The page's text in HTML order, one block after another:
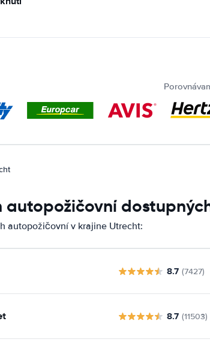
autopožičovní
autopožičovní v krajine Utrecht:
8.7 (7427)
8.7 (11503)